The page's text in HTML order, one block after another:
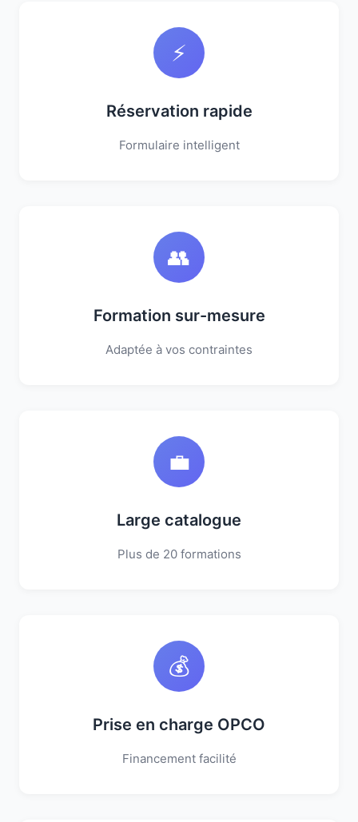
⚡
Réservation rapide
Formulaire intelligent
👥
Formation sur-mesure
Adaptée à vos contraintes
💼
Large catalogue
Plus de 20 formations
💰
Prise en charge OPCO
Financement facilité